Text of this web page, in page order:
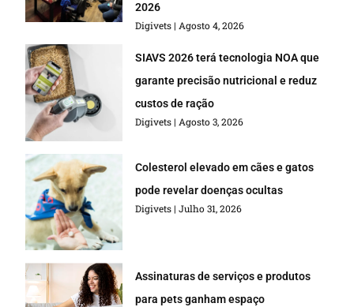
2026
Digivets Agosto 4, 2026
SIAVS 2026 terá tecnologia NOA que
garante precisão nutricional e reduz
custos de ração
Digivets Agosto 3, 2026
Colesterol elevado em cães e gatos
pode revelar doenças ocultas
Digivets Julho 31, 2026
Assinaturas de serviços e produtos
para pets ganham espaço